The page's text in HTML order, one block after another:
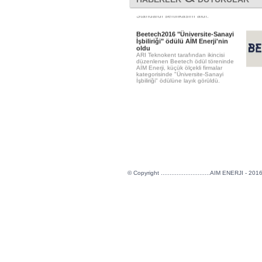
9001:2015 Uluslararası Kalite Yönetim
Beetech2016 "Üniversite-Sanayi
İşbiliriği" ödülü AİM Enerji'nin
oldu
ARI Teknokent tarafından ikincisi
düzenlenen Beetech ödül töreninde
AİM Enerji, küçük ölçekli firmalar
kategorisinde "Üniversite-Sanayi
İşbiliriği" ödülüne layık görüldü.
© Copyright ............................AIM ENERJI -